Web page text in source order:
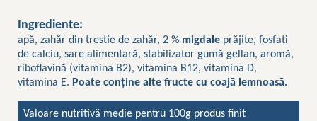
Ingrediente:
apă, zahăr din trestie de zahăr, 2 % migdale prăjite, fosfați
de calciu, sare alimentară, stabilizator gumă gellan, aromă,
riboflavină (vitamina B2), vitamina B12, vitamina D,
vitamina E. Poate conține alte fructe cu coajă lemnoasă.
Valoare nutritivă medie pentru 100g produs finit